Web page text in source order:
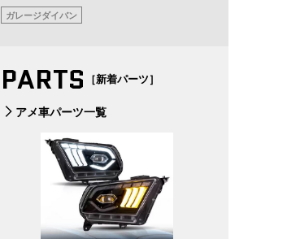
ガレージダイバン
PARTS ［新着パーツ］
アメ車パーツ一覧